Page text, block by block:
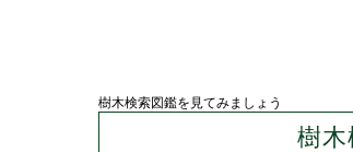
樹木検索図鑑を見てみましょう
樹木